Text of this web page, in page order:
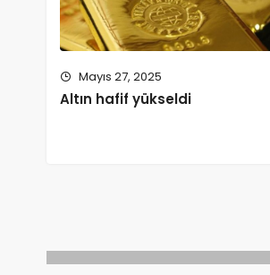
Mayıs 27, 2025
Altın hafif yükseldi